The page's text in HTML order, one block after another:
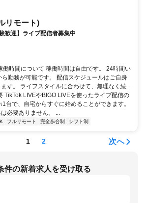
リモート)
歓迎】ライブ配信者募集中
働時間について 稼働時間は自由です。 24時間い
勤務が可能です。 配信スケジュールはご自身
す。 ライフスタイルに合わせて、無理なく続...
TikTok LIVEやBIGO LIVEを使ったライブ配信の
台で、自宅からすぐに始めることができます。
必要ありません。 ...
フルリモート 完全歩合制 シフト制
1 2 次へ
件の新着求人を受け取る